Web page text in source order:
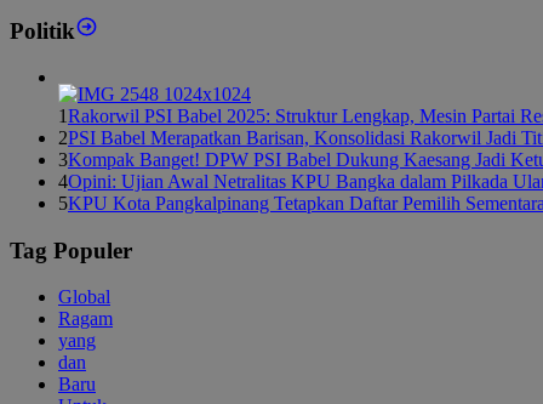
Politik
1Rakorwil PSI Babel 2025: Struktur Lengkap, Mesin Partai
2PSI Babel Merapatkan Barisan, Konsolidasi Rakorwil Jadi
3Kompak Banget! DPW PSI Babel Dukung Kaesang Jadi
4Opini: Ujian Awal Netralitas KPU Bangka dalam Pilkada
5KPU Kota Pangkalpinang Tetapkan Daftar Pemilih
Tag Populer
Global
Ragam
yang
dan
Baru